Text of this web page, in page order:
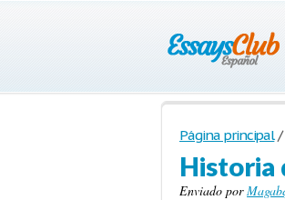
Página principal /
Historia
Enviado por